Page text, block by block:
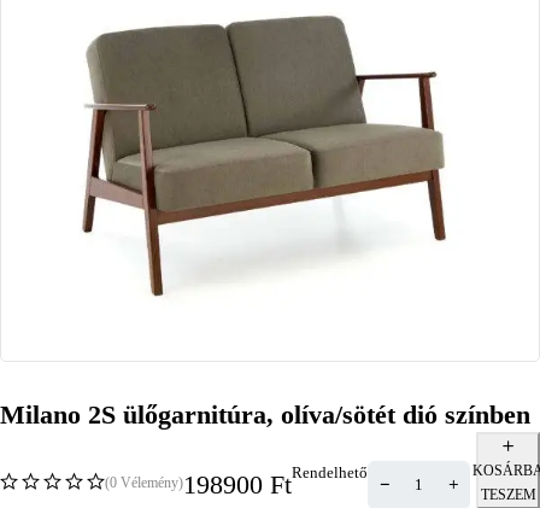
Milano 2S ülőgarnitúra, olíva/sötét dió színben
(0 Vélemény)198900 FtRendelhető
TESZEM